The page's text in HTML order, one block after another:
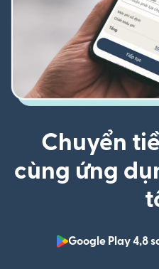
Chuyển
cùng ứng
Google Play 4,8